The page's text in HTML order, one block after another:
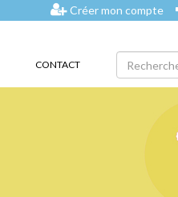
Créer mon compte
CONTACT